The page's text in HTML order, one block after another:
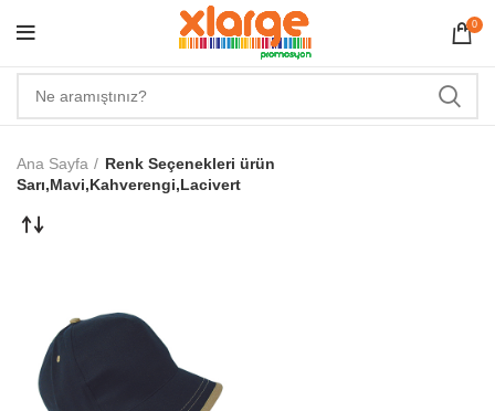
0
Ana Sayfa
Renk Seçenekleri ürün
Sarı,Mavi,Kahverengi,Lacivert